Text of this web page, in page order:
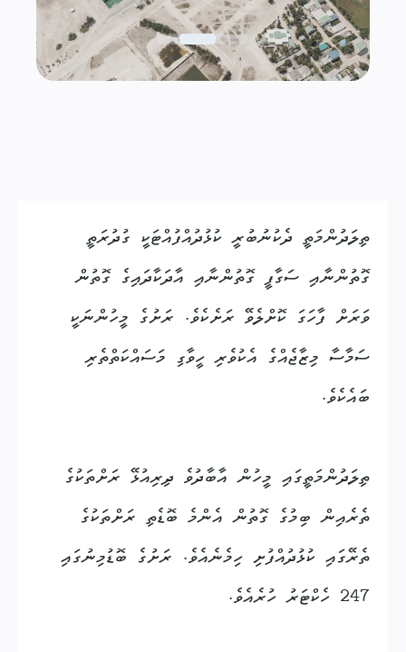
ތިލަދުންމަތީ ދެކުނުބުރީ ކުޅުދުއްފުއްޓަކީ ގުދުރަތީ
ގޮތުންނާއި ސަގާފީ ގޮތުންނާއި އާދަކާދައިގެ ގޮތުން
ވަރަށް ފާހަގަ ކޮށްލެވޭ ރަށެކެވެ. ރަށުގެ މީހުންނަކީ
ސަމާސާ މިޒާޖެއްގެ އެކުވެރި ހީވާގި މަސައްކަތްތެރި
ބައެކެވެ.
ތިލަދުންމަތީގައި މީހުން އާބާދުވެ ދިރިއުޅޭ ރަށްތަކުގެ
ތެރެއިން ބިމުގެ ގޮތުން އެންމެ ބޮޑެތި ރަށްތަކުގެ
ތެރޭގައި ކުޅުދުއްފުށި ހިމެނެއެވެ. ރަށުގެ ބޮޑުމިނުގައި
247 ހެކްޓަރު ހުރެއެވެ.